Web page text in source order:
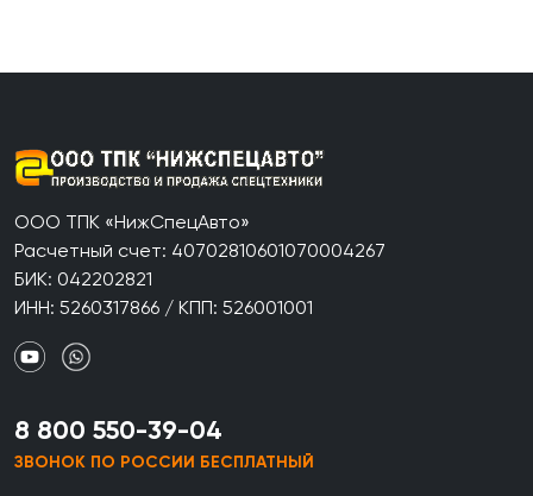
ООО ТПК «НижСпецАвто»
Расчетный счет: 40702810601070004267
БИК: 042202821
ИНН: 5260317866 / КПП: 526001001
8 800 550-39-04
ЗВОНОК ПО РОССИИ БЕСПЛАТНЫЙ